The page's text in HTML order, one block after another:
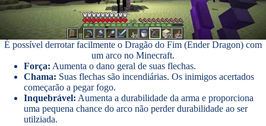
É possível derrotar facilmente o Dragão do Fim (Ender Dragon) com
um arco no Minecraft.
Força: Aumenta o dano geral de suas flechas.
Chama: Suas flechas são incendiárias. Os inimigos acertados
começarão a pegar fogo.
Inquebrável: Aumenta a durabilidade da arma e proporciona
uma pequena chance do arco não perder durabilidade ao ser
utilziada.